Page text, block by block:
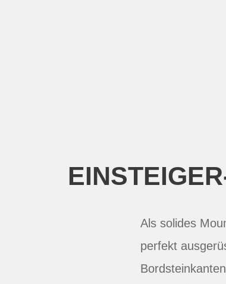
Als solides
perfekt